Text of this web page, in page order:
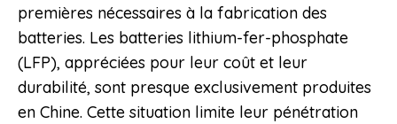
premières nécessaires à la fabrication des
batteries. Les batteries lithium-fer-phosphate
(LFP), appréciées pour leur coût et leur
durabilité, sont presque exclusivement produites
en Chine. Cette situation limite leur pénétration